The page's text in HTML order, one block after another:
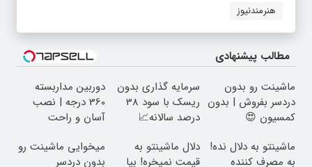
هنرمندنیوز
مطالب پیشنهادی
ماشینت رو بدون
دردسر بفروش | بدون
کمسیون 😍
سرمایه گذاری بدون
ریسک با سود 38
درصد سالانه📈
دوربین مداربسته
360 درجه | نصب
آسان و راحت
ماشینتو به دلال نده!
به مصرف کننده
دلال ماشینتو به
قیمت نمیخره! بیا
میخوایی ماشینت رو
بدون دردسر